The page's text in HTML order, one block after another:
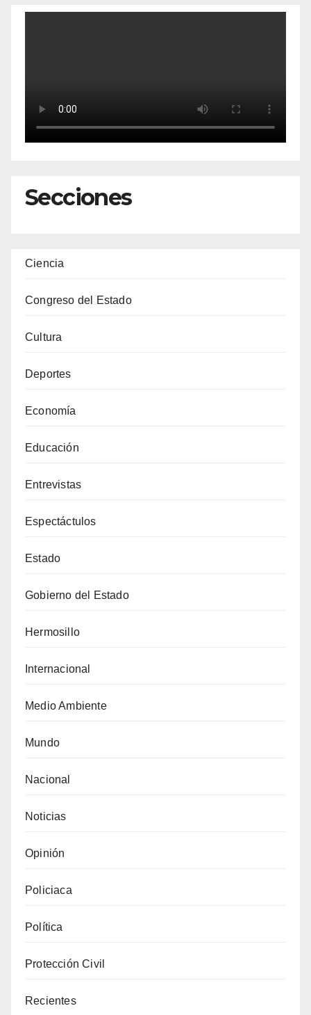
Secciones
Ciencia
Congreso del Estado
Cultura
Deportes
Economía
Educación
Entrevistas
Espectáctulos
Estado
Gobierno del Estado
Hermosillo
Internacional
Medio Ambiente
Mundo
Nacional
Noticias
Opinión
Policiaca
Política
Protección Civil
Recientes